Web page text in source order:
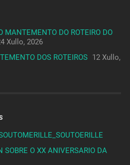
MANTEMENTO DO ROTEIRO DO
Xullo, 2026
DOS ROTEIROS 12 Xullo,
SOBRE O XX ANIVERSARIO DA